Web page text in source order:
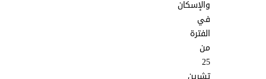
والإسكان
في
الفترة
من
25